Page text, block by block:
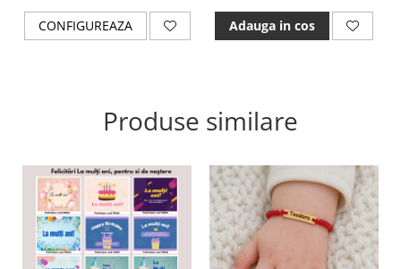
in tematica unicorni
CONFIGUREAZA Adauga in cos
Produse similare